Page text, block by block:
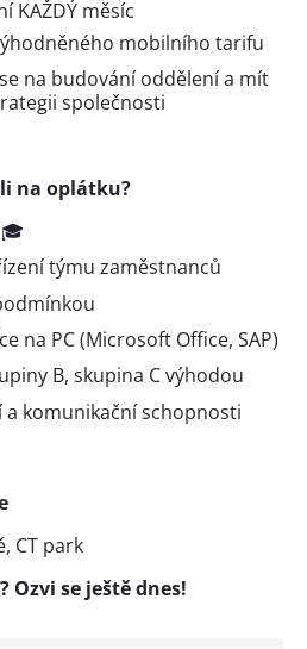
KAŽDÝ měsíc
mobilního tarifu
na budování oddělení a mít
společnosti
na oplátku?
týmu zaměstnanců
na PC (Microsoft Office, SAP)
B, skupina C výhodou
komunikační schopnosti
CT park
Ozvi se ještě dnes!